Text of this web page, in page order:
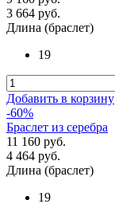
3 664 руб.
Длина (браслет)
19
Добавить в корзину
-60%
Браслет из серебра
11 160 руб.
4 464 руб.
Длина (браслет)
19